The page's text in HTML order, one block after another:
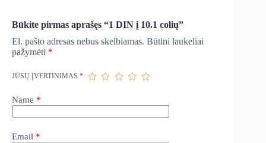
Būkite pirmas aprašęs “1 DIN į 10.1 colių”
El. pašto adresas nebus skelbiamas. Būtini laukeliai
pažymėti *
JŪSŲ ĮVERTINIMAS *
Name *
Email *